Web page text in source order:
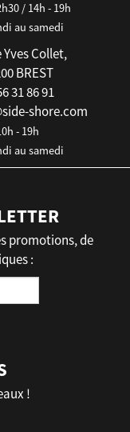
/ 14h - 19h
au samedi
Yves Collet,
BREST
31 86 91
shore.com
- 19h
au samedi
promotions, de
:
!